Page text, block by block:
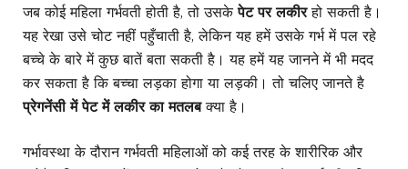
जब कोई महिला गर्भवती होती है, तो उसकेपेट पर लकीरहो सकती है।
यह रेखा उसे चोट नहीं पहुँचाती है, लेकिन यह हमें उसके गर्भ में पल रहे
बच्चे के बारे में कुछ बातें बता सकती है। यह हमें यह जानने में भी मदद
कर सकता है कि बच्चा लड़का होगा या लड़की। तो चलिए जानते है
प्रेगनेंसी में पेट में लकीर का मतलबक्या है।
गर्भावस्था के दौरान गर्भवती महिलाओं को कई तरह के शारीरिक और